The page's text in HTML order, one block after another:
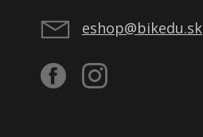
eshop@bikedu.sk